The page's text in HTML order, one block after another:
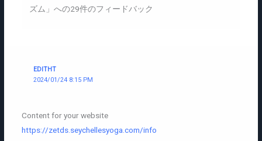
ズム」への29件のフィードバック
EDITHT
2024/01/24 8:15 PM
Content for your website
https://zetds.seychellesyoga.com/info